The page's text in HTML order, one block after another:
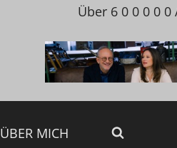
Über 6 0 0 0 0
ÜBER MICH